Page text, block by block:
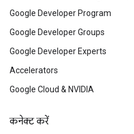
Google Developer Program
Google Developer Groups
Google Developer Experts
Accelerators
Google Cloud & NVIDIA
कनेक्ट करें